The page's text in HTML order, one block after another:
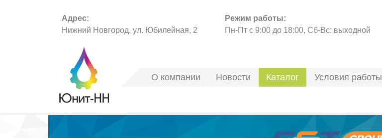
Адрес:
Нижний Новгород, ул. Юбилейная, 2
Режим работы:
Пн-Пт с 9:00 до 18:00, Сб-Вс: выходной
О компании Новости Каталог Условия работы